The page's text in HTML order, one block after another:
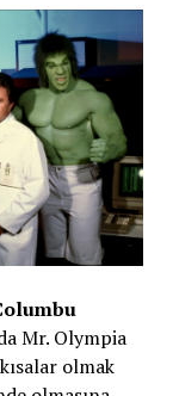
Mr. Olympia
olmak